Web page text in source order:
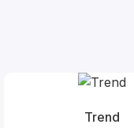
Trend